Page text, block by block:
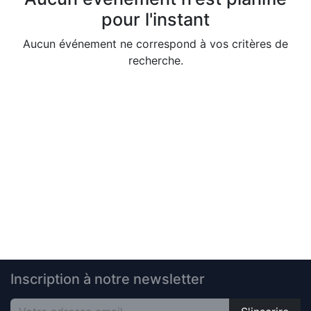
pour l'instant
Aucun événement ne correspond à vos critères de
recherche.
Inscription à notre newsletter